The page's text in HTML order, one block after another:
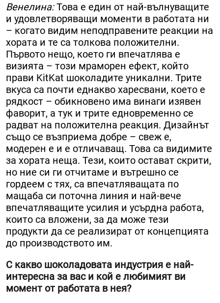
Венелина:Това е един от най-вълнуващите
и удовлетворяващи моменти в работата ни
– когато видим неподправените реакции на
хората и те са толкова положителни.
Първото нещо, което ги впечатлява е
визията – този мраморен ефект, който
прави KitKat шоколадите уникални. Трите
вкуса са почти еднакво харесвани, което е
рядкост – обикновено има винаги изявен
фаворит, а тук и трите едновременно се
радват на положителна реакция. Дизайнът
също се възприема добре – свеж е,
модерен е и е отличаващ. Това са видимите
за хората неща. Тези, които остават скрити,
но ние си ги отчитаме и вътрешно се
гордеем с тях, са впечатляващата по
мащаба си поточна линия и най-вече
впечатляващите усилия и усърдна работа,
които са вложени, за да може тези
продукти да се реализират от концепцията
до производството им.
С какво шоколадовата индустрия е най-
интересна за вас и кой е любимият ви
момент от работата в нея?